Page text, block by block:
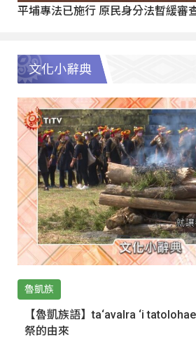
平埔專法已施行 原民身分法暫緩審
文化小辭典
魯凱族
【魯凱族語】ta‘avalra ‘i
祭的由來